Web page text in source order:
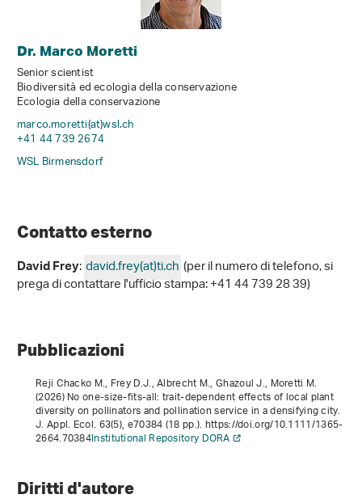
Dr. Marco Moretti
Senior scientist
Biodiversità ed ecologia della conservazione
Ecologia della conservazione
marco.moretti(at)wsl.ch
+41 44 739 2674
WSL Birmensdorf
Contatto esterno
David Frey:david.frey(at)ti.ch(per il numero di telefono, si
prega di contattare l'ufficio stampa: +41 44 739 28 39)
Pubblicazioni
Reji Chacko M., Frey D.J., Albrecht M., Ghazoul J., Moretti M.
(2026) No one‐size‐fits‐all: trait‐dependent effects of local plant
diversity on pollinators and pollination service in a densifying city.
J. Appl. Ecol.63(5), e70384 (18 pp.). https://doi.org/10.1111/1365-
2664.70384Institutional Repository DORA
Diritti d'autore